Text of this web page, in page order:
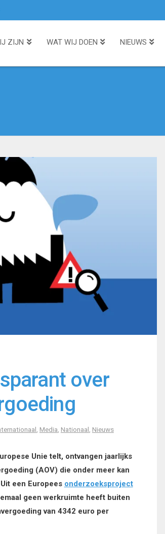
ZIJN WAT WIJ DOEN NIEUWS
over
Media Nationaal Nieuws
Unie telt, ontvangen jaarlijks
(AOV) die onder meer kan
een Europees onderzoeksproject
geen werkruimte heeft buiten
van 4342 euro per